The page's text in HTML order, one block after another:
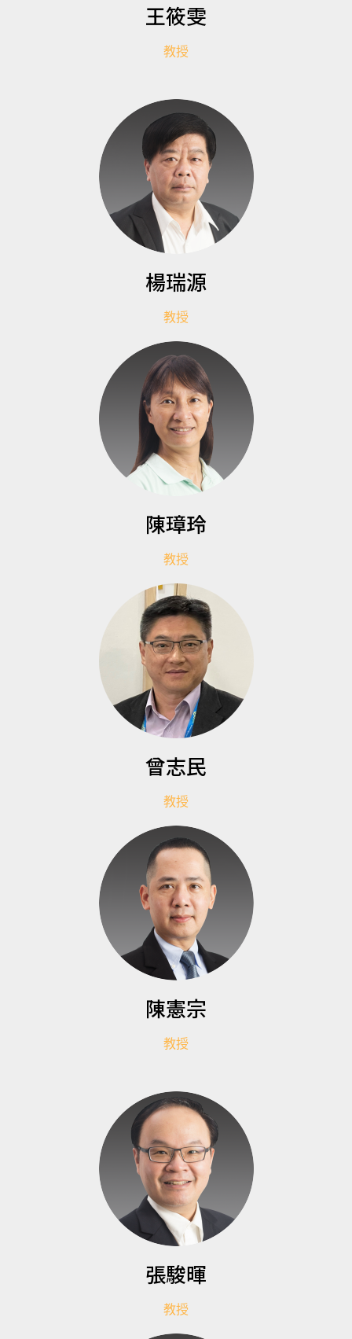
王筱雯
教授
楊瑞源
教授
陳璋玲
教授
曾志民
教授
陳憲宗
教授
張駿暉
教授